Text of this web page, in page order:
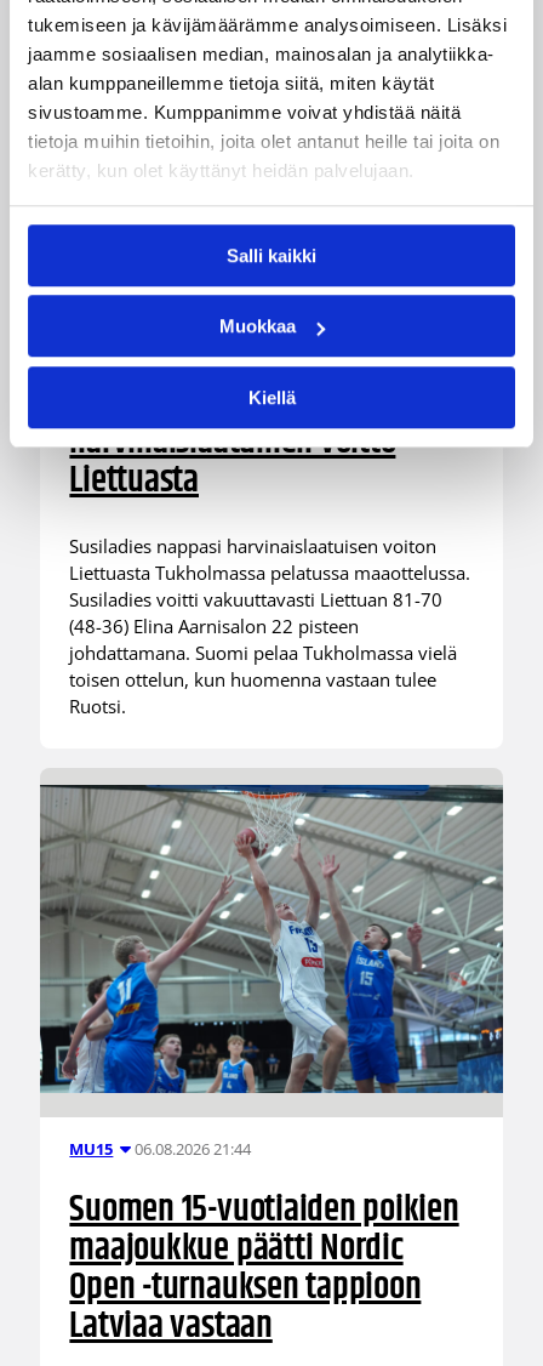
tukemiseen ja kävijämäärämme analysoimiseen. Lisäksi
jaamme sosiaalisen median, mainosalan ja analytiikka-
alan kumppaneillemme tietoja siitä, miten käytät
sivustoamme. Kumppanimme voivat yhdistää näitä
tietoja muihin tietoihin, joita olet antanut heille tai joita on
kerätty, kun olet käyttänyt heidän palvelujaan.
Salli kaikki
Muokkaa
Kiellä
Maaottelu 06.08.2026 21:44
Susiladiesin puolustus rautaa
Tukholmassa –
harvinaislaatuinen voitto
Liettuasta
Susiladies nappasi harvinaislaatuisen voiton
Liettuasta Tukholmassa pelatussa maaottelussa.
Susiladies voitti vakuuttavasti Liettuan 81-70
(48-36) Elina Aarnisalon 22 pisteen
johdattamana. Suomi pelaa Tukholmassa vielä
toisen ottelun, kun huomenna vastaan tulee
Ruotsi.
MU15 06.08.2026 21:44
Suomen 15-vuotiaiden poikien
maajoukkue päätti Nordic
Open -turnauksen tappioon
Latviaa vastaan